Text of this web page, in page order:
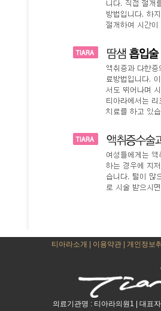
티아라소개 이용약관 |개인정보
의료기관명 : 티아라의원1 | 대표